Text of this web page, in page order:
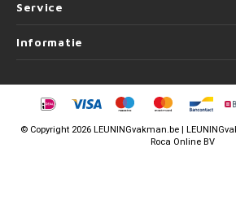
Service
Informatie
© Copyright 2026 LEUNINGvakman.be |
Roca Online BV